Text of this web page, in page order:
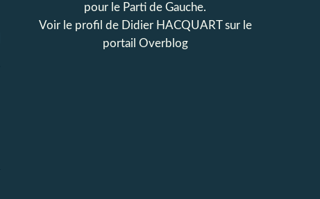
pour le Parti de Gauche.
Voir le profil de Didier HACQUARTsur le
portail Overblog